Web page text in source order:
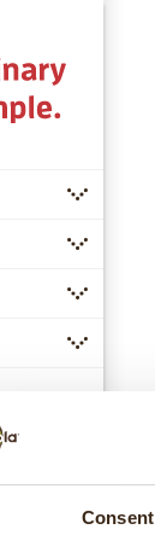
Consent
submenu
submenu
submenu
submenu